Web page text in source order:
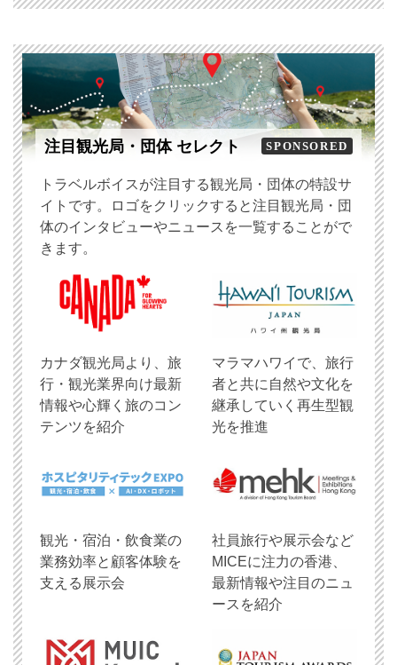
注目観光局・団体 セレクト SPONSORED
トラベルボイスが注目する観光局・団体の特設サ
イトです。ロゴをクリックすると注目観光局・団
体のインタビューやニュースを一覧することがで
きます。
​カナダ観光局より、旅
行・観光業界向け最新
情報や心輝く旅のコン
テンツを紹介
マラマハワイで、旅行
者と共に自然や文化を
継承していく再生型観
光を推進
観光・宿泊・飲食業の
業務効率と顧客体験を
支える展示会
社員旅行や展示会など
MICEに注力の香港、
最新情報や注目のニュ
ースを紹介